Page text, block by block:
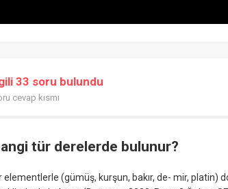
33 soru bulundu
cevap kısmı
tür derelerde bulunur?
elementlerle (gümüş, kurşun, bakır, de- mir, platin)